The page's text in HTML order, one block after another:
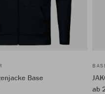
Base
ab